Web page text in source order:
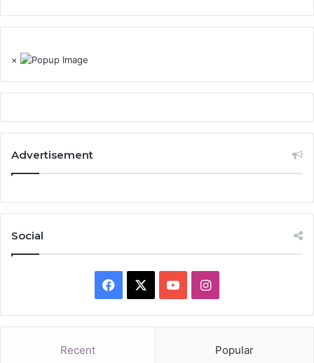
×
Advertisement
Social
Facebook YouTubeInstagram
Recent Popular